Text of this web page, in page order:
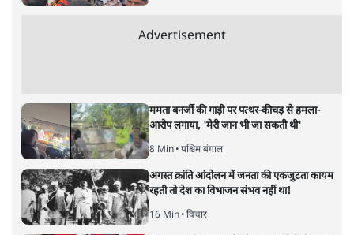
मुकेश कुमारकी और स्टोरी पढ़ें
भारत–यूरोप संवाद: दूरदर्शी रणनीति या
हालात से उपजा मोड़?
विश्लेषण| सतीश झा| 29 JAN, 2026